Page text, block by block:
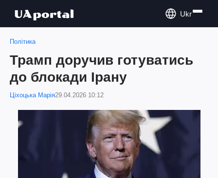
Ukr
Політика
Трамп доручив готуватись
до блокади Ірану
Ціхоцька Марія29.04.2026 10:12